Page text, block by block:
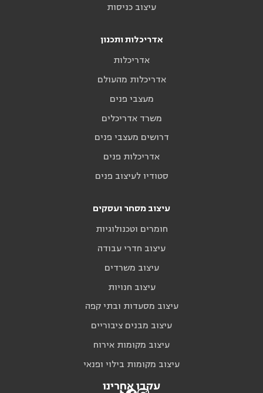
עיצוב כניסות
אדריכלות ותכנון
אדריכלות
אדריכלות מהעולם
מעצבי פנים
משרד אדריכלים
דרושים מעצבי פנים
אדריכלות פנים
סטודיו לעיצוב פנים
עיצוב מסחר ועסקים
חומרים וטכנולוגיות
עיצוב חדרי עבודה
עיצוב משרדים
עיצוב חנויות
עיצוב מסעדות ובתי קפה
עיצוב מבנים ציבוריים
עיצוב מקומות אירוח
עיצוב מקומות בילוי ופנאי
עקבו אחרינו